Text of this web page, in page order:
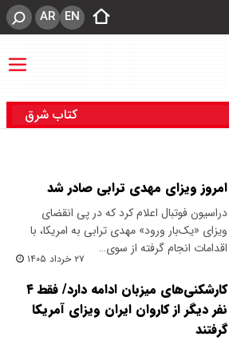
EN
AR
کتاب شرق
امروز ویزای مهدی ترابی صادر شد
دراسیون فوتبال اعلام کرد که در پی انقضای
ویزای «یک‌بار ورود» مهدی ترابی به امریکا، با
اقدامات انجام گرفته از سوی…
۲۷ خرداد ۱۴۰۵
کارشکنی‌های میزبان ادامه دارد/ فقط ۴
نفر دیگر از کاروان ایران ویزای آمریکا
گرفتند